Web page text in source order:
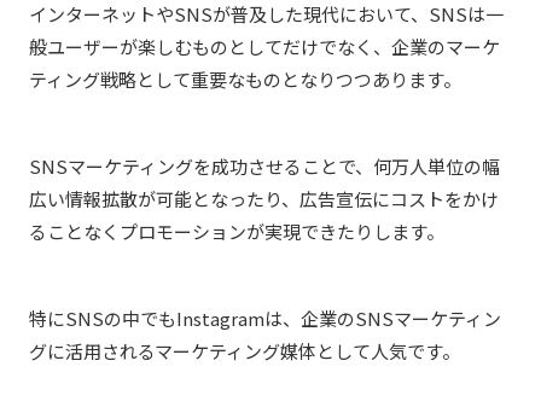
インターネットやSNSが普及した現代において、SNSは一
般ユーザーが楽しむものとしてだけでなく、企業のマーケ
ティング戦略として重要なものとなりつつあります。
SNSマーケティングを成功させることで、何万人単位の幅
広い情報拡散が可能となったり、広告宣伝にコストをかけ
ることなくプロモーションが実現できたりします。
特にSNSの中でもInstagramは、企業のSNSマーケティン
グに活用されるマーケティング媒体として人気です。